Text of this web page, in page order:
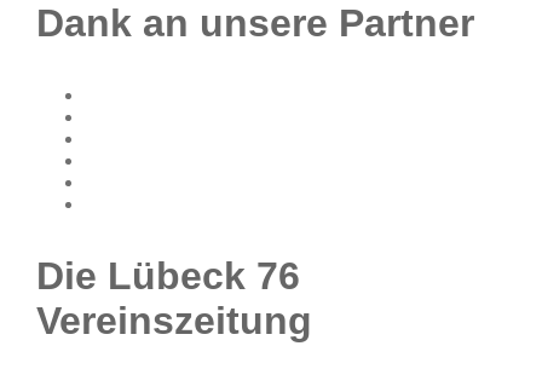
Dank an unsere Partner
Die Lübeck 76
Vereinszeitung